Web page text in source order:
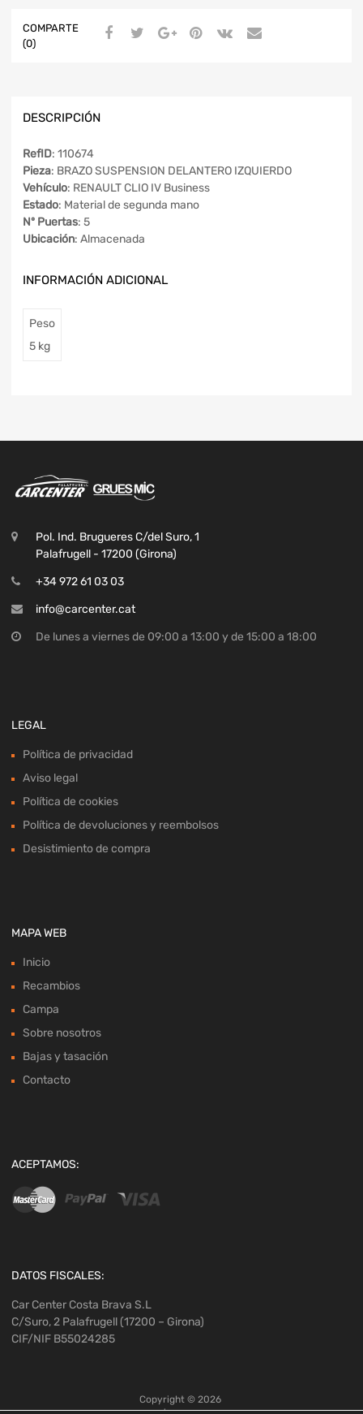
COMPARTE
(0)
DESCRIPCIÓN
RefID: 110674
Pieza: BRAZO SUSPENSION DELANTERO IZQUIERDO
Vehículo: RENAULT CLIO IV Business
Estado: Material de segunda mano
Nº Puertas: 5
Ubicación: Almacenada
INFORMACIÓN ADICIONAL
Peso
5 kg
Pol. Ind. Brugueres C/del Suro, 1
Palafrugell - 17200 (Girona)
+34 972 61 03 03
info@carcenter.cat
De lunes a viernes de 09:00 a 13:00 y de 15:00 a 18:00
LEGAL
Política de privacidad
Aviso legal
Política de cookies
Política de devoluciones y reembolsos
Desistimiento de compra
MAPA WEB
Inicio
Recambios
Campa
Sobre nosotros
Bajas y tasación
Contacto
ACEPTAMOS:
DATOS FISCALES:
Car Center Costa Brava S.L
C/Suro, 2 Palafrugell (17200 – Girona)
CIF/NIF B55024285
Copyright © 2026